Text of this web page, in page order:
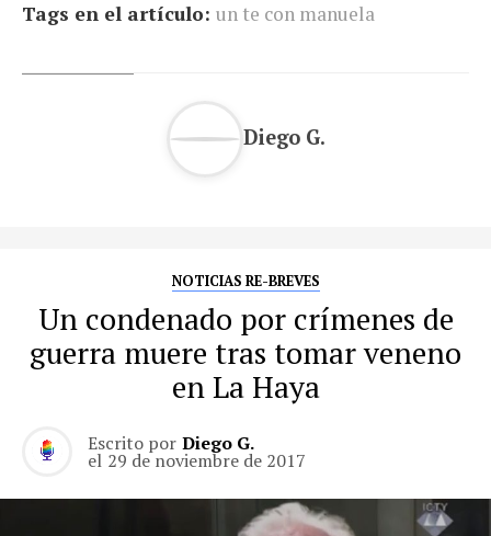
Tags en el artículo: un te con manuela
Diego G.
NOTICIAS RE-BREVES
Un condenado por crímenes de
guerra muere tras tomar veneno
en La Haya
Escrito por Diego G.
el 29 de noviembre de 2017